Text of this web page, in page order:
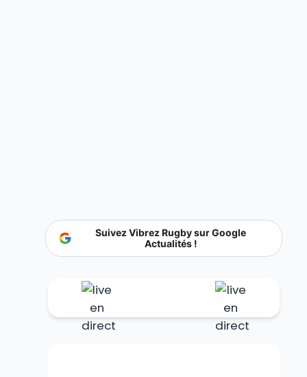
Suivez Vibrez Rugby sur Google
Actualités !